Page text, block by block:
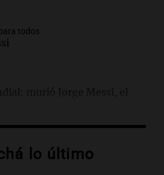
todos
murió Jorge Messi, el
nacional de julio será
lo último